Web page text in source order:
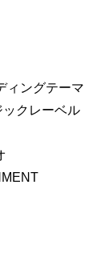
ィングテーマ
ックレーベル